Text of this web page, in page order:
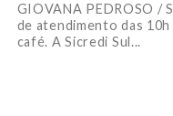
GIOVANA PEDROSO /
de atendimento das
café. A Sicredi Sul...